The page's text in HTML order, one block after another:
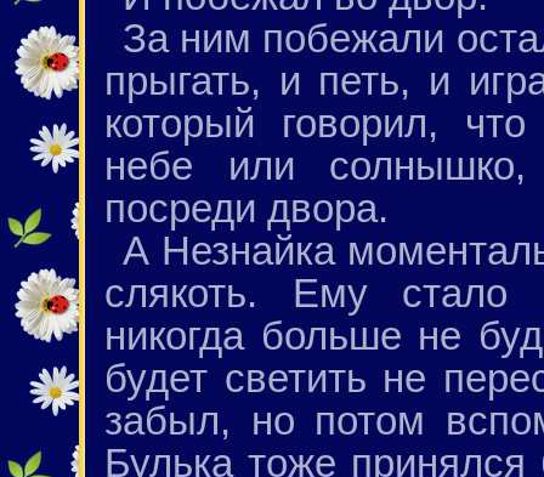
За ним побежали
прыгать, и петь, и
который говорил,
небе или
посреди двора.
А Незнайка
слякоть. Ему стало
никогда больше не
будет светить не
забыл, но потом
Булька тоже